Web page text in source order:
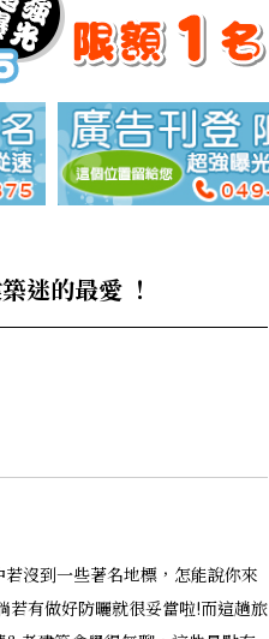
迷的最愛 ！
沒到一些著名地標，怎能說你來
若有做好防曬就很妥當啦!而這趟旅